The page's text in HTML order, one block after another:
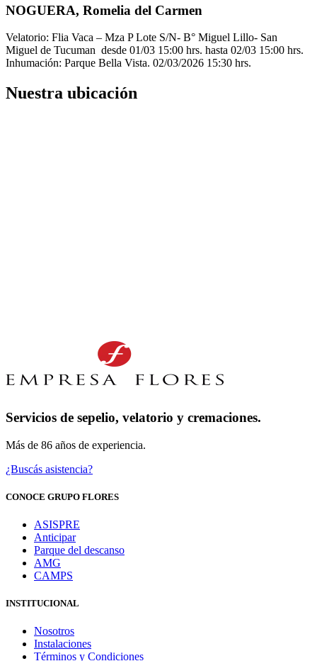
NOGUERA, Romelia del Carmen
Velatorio: Flia Vaca – Mza P Lote S/N- B° Miguel Lillo- San
Miguel de Tucuman desde 01/03 15:00 hrs. hasta 02/03 15:00 hrs.
Inhumación: Parque Bella Vista. 02/03/2026 15:30 hrs.
Nuestra ubicación
Servicios de sepelio, velatorio y cremaciones.
Más de 86 años de experiencia.
¿Buscás asistencia?
CONOCE GRUPO FLORES
ASISPRE
Anticipar
Parque del descanso
AMG
CAMPS
INSTITUCIONAL
Nosotros
Instalaciones
Términos y Condiciones